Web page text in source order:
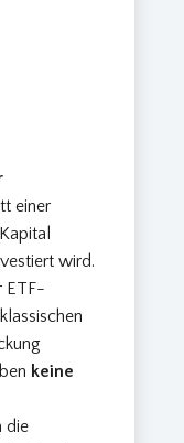
einer
wird.
ETF-
keine
die